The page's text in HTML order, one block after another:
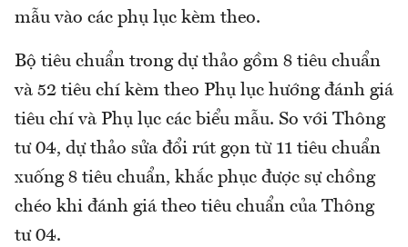
mẫu vào các phụ lục kèm theo.
Bộ tiêu chuẩn trong dự thảo gồm 8 tiêu chuẩn
và 52 tiêu chí kèm theo Phụ lục hướng đánh giá
tiêu chí và Phụ lục các biểu mẫu. So với Thông
tư 04, dự thảo sửa đổi rút gọn từ 11 tiêu chuẩn
xuống 8 tiêu chuẩn, khắc phục được sự chồng
chéo khi đánh giá theo tiêu chuẩn của Thông
tư 04.